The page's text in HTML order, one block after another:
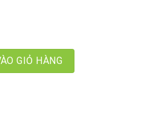
dài 2m Ugreen 50530, đầu
GIỎ HÀNG